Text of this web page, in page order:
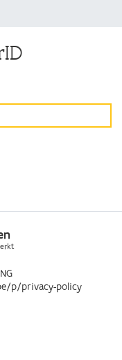
p/privacy-policy